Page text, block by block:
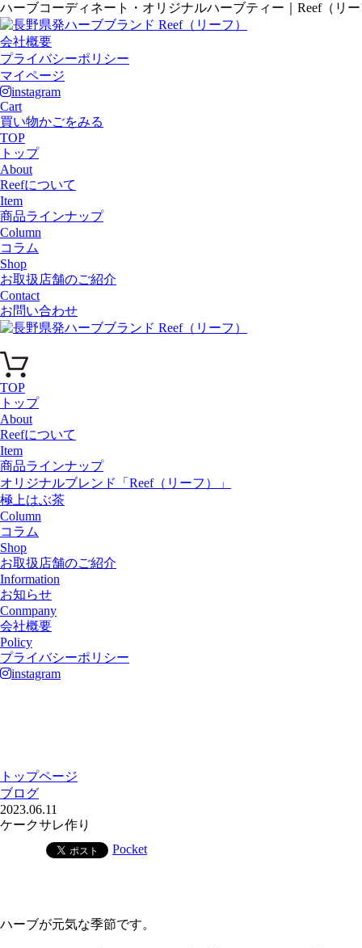
ハーブコーディネート・オリジナルハーブティー｜Reef（リ
会社概要
プライバシーポリシー
マイページ
instagram
Cart
買い物かごをみる
TOP
トップ
About
Reefについて
Item
商品ラインナップ
Column
コラム
Shop
お取扱店舗のご紹介
Contact
お問い合わせ
TOP
トップ
About
Reefについて
Item
商品ラインナップ
オリジナルブレンド「Reef（リーフ）」
極上はぶ茶
Column
コラム
Shop
お取扱店舗のご紹介
Information
お知らせ
Conmpany
会社概要
Policy
プライバシーポリシー
instagram
トップページ
ブログ
2023.06.11
ケークサレ作り
Pocket
ハーブが元気な季節です。